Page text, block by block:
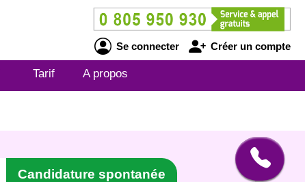
Se connecter Créer un compte
Tarif A propos
Candidature spontanée